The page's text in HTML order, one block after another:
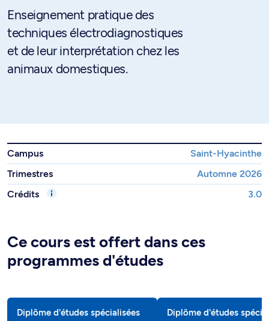
Enseignement pratique des
techniques électrodiagnostiques
et de leur interprétation chez les
animaux domestiques.
Campus
Saint-Hyacinthe
Trimestres
Automne 2026
Crédits
3.0
Ce cours est offert dans ces
programmes d'études
Diplôme d'études spécialisées Diplôme d'études